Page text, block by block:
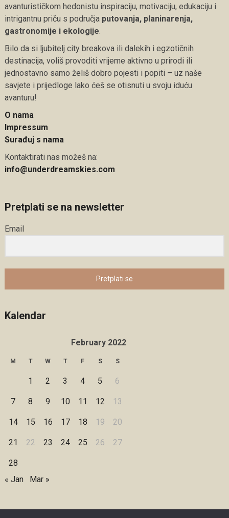
avanturističkom hedonistu inspiraciju, motivaciju, edukaciju i
intrigantnu priču s područja putovanja, planinarenja,
gastronomije i ekologije.
Bilo da si ljubitelj city breakova ili dalekih i egzotičnih
destinacija, voliš provoditi vrijeme aktivno u prirodi ili
jednostavno samo želiš dobro pojesti i popiti – uz naše
savjete i prijedloge lako ćeš se otisnuti u svoju iduću
avanturu!
O nama
Impressum
Surađuj s nama
Kontaktirati nas možeš na:
info@underdreamskies.com
Pretplati se na newsletter
Email
Pretplati se
Kalendar
February 2022
M T W T F S S
1 2 3 4 5 6
7 8 9 10 11 12 13
14 15 16 17 18 19 20
21 22 23 24 25 26 27
28
« Jan
Mar »